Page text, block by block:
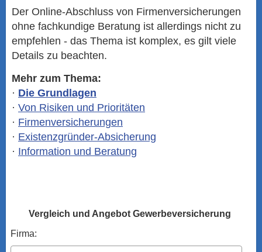
Der Online-Abschluss von Firmenversicherungen
ohne fachkundige Beratung ist allerdings nicht zu
empfehlen - das Thema ist komplex, es gilt viele
Details zu beachten.
Mehr zum Thema:
· Die Grundlagen
· Von Risiken und Prioritäten
· Firmenversicherungen
· Existenzgründer-Absicherung
· Information und Beratung
Vergleich und Angebot Gewerbeversicherung
Firma: